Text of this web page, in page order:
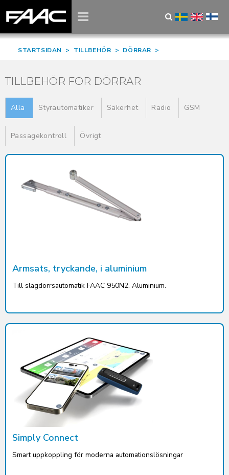
STARTSIDAN > TILLBEHÖR > DÖRRAR >
TILLBEHÖR FÖR DÖRRAR
Alla Styrautomatiker Säkerhet Radio GSM
Passagekontroll Övrigt
Armsats, tryckande, i aluminium
Till slagdörrsautomatik FAAC 950N2. Aluminium.
Simply Connect
Smart uppkoppling för moderna automationslösningar